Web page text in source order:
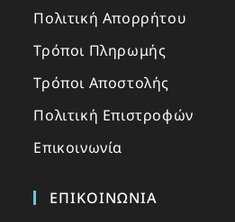
Πολιτική Απορρήτου
Τρόποι Πληρωμής
Τρόποι Αποστολής
Πολιτική Επιστροφών
Επικοινωνία
ΕΠΙΚΟΙΝΩΝΙΑ